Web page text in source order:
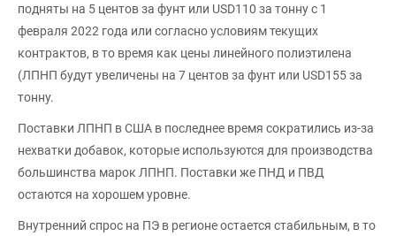
подняты на 5 центов за фунт или USD110 за тонну с 1
февраля 2022 года или согласно условиям текущих
контрактов, в то время как цены линейного полиэтилена
(ЛПНП будут увеличены на 7 центов за фунт или USD155 за
тонну.
Поставки ЛПНП в США в последнее время сократились из-за
нехватки добавок, которые используются для производства
большинства марок ЛПНП. Поставки же ПНД и ПВД
остаются на хорошем уровне.
Внутренний спрос на ПЭ в регионе остается стабильным, в то